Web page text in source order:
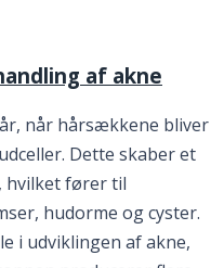
af akne
når hårsækkene bliver
Dette skaber et
hvilket fører til
hudorme og cyster.
i udviklingen af akne,